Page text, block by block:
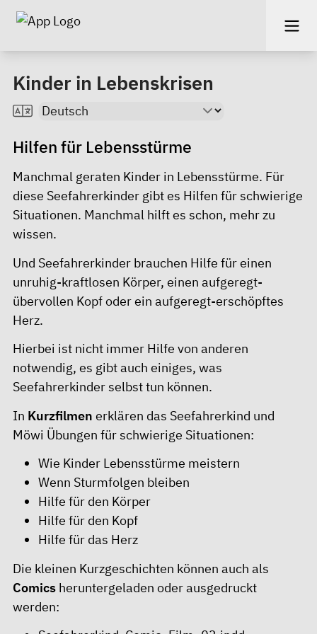
Kinder in Lebenskrisen
Hilfen für Lebensstürme
Manchmal geraten Kinder in Lebensstürme. Für
diese Seefahrerkinder gibt es Hilfen für schwierige
Situationen. Manchmal hilft es schon, mehr zu
wissen.
Und Seefahrerkinder brauchen Hilfe für einen
unruhig-kraftlosen Körper, einen aufgeregt-
übervollen Kopf oder ein aufgeregt-erschöpftes
Herz.
Hierbei ist nicht immer Hilfe von anderen
notwendig, es gibt auch einiges, was
Seefahrerkinder selbst tun können.
In Kurzfilmen erklären das Seefahrerkind und
Möwi Übungen für schwierige Situationen:
Wie Kinder Lebensstürme meistern
Wenn Sturmfolgen bleiben
Hilfe für den Körper
Hilfe für den Kopf
Hilfe für das Herz
Die kleinen Kurzgeschichten können auch als
Comics heruntergeladen oder ausgedruckt
werden: